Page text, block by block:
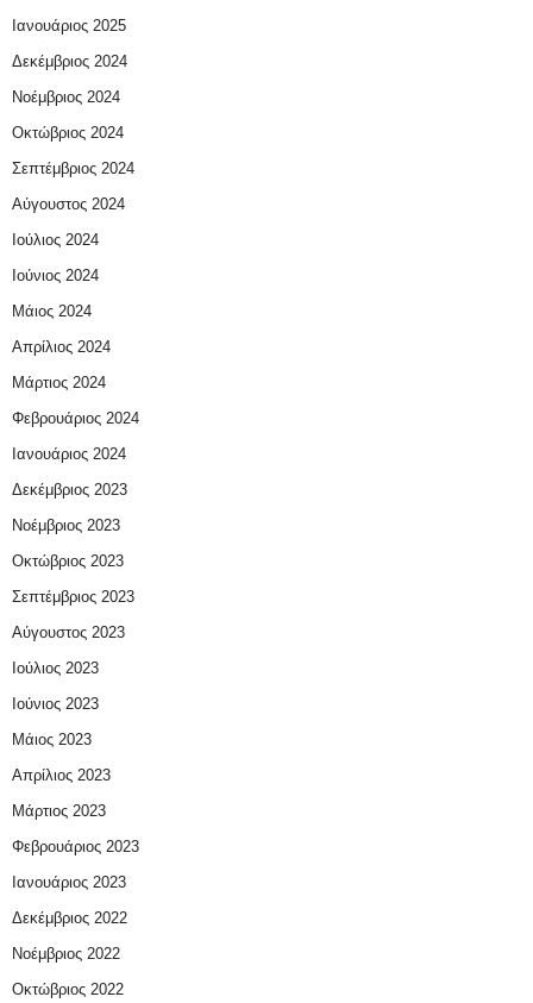
Ιανουάριος 2025
Δεκέμβριος 2024
Νοέμβριος 2024
Οκτώβριος 2024
Σεπτέμβριος 2024
Αύγουστος 2024
Ιούλιος 2024
Ιούνιος 2024
Μάιος 2024
Απρίλιος 2024
Μάρτιος 2024
Φεβρουάριος 2024
Ιανουάριος 2024
Δεκέμβριος 2023
Νοέμβριος 2023
Οκτώβριος 2023
Σεπτέμβριος 2023
Αύγουστος 2023
Ιούλιος 2023
Ιούνιος 2023
Μάιος 2023
Απρίλιος 2023
Μάρτιος 2023
Φεβρουάριος 2023
Ιανουάριος 2023
Δεκέμβριος 2022
Νοέμβριος 2022
Οκτώβριος 2022